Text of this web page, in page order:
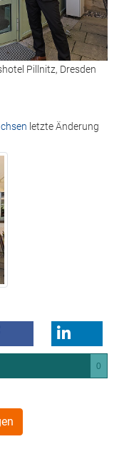
Pillnitz, Dresden
letzte Änderung
0